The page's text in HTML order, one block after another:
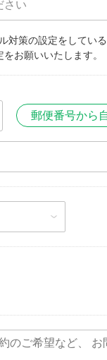
対策の設定をしてい
お願いいたします。
郵便番号から